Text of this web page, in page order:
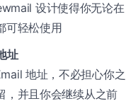
设计使得你无论在
可轻松使用
址
地址，不必担心你之
，并且你会继续从之前